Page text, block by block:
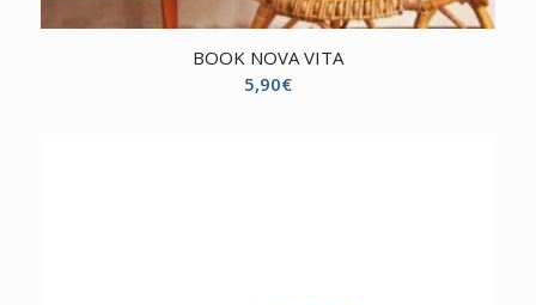
BOOK NOVA VITA
5,90€